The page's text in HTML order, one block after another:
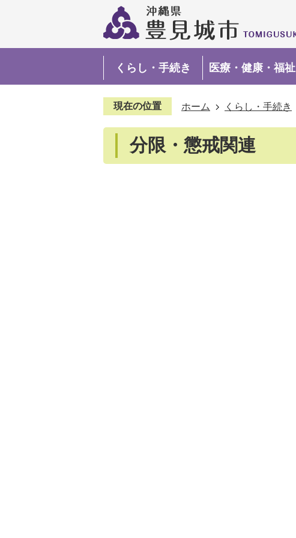
くらし・手続き 医療・健康・福祉
現在の位置 ホーム くらし・手続き
分限・懲戒関連